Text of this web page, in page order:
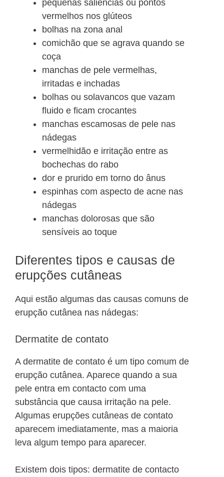
pequenas saliências ou pontos
vermelhos nos glúteos
bolhas na zona anal
comichão que se agrava quando se
coça
manchas de pele vermelhas,
irritadas e inchadas
bolhas ou solavancos que vazam
fluido e ficam crocantes
manchas escamosas de pele nas
nádegas
vermelhidão e irritação entre as
bochechas do rabo
dor e prurido em torno do ânus
espinhas com aspecto de acne nas
nádegas
manchas dolorosas que são
sensíveis ao toque
Diferentes tipos e causas de
erupções cutâneas
Aqui estão algumas das causas comuns de
erupção cutânea nas nádegas:
Dermatite de contato
A dermatite de contato é um tipo comum de
erupção cutânea. Aparece quando a sua
pele entra em contacto com uma
substância que causa irritação na pele.
Algumas erupções cutâneas de contato
aparecem imediatamente, mas a maioria
leva algum tempo para aparecer.
Existem dois tipos: dermatite de contacto